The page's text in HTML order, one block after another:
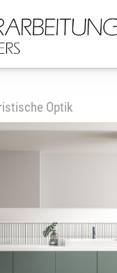
Optik